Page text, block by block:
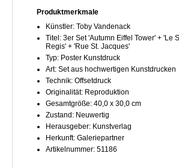
Produktmerkmale
Künstler: Toby Vandenack
Titel: 3er Set 'Autumn Eiffel Tower' + 'Le
Regis' + 'Rue St. Jacques'
Typ: Poster Kunstdruck
Art: Set aus hochwertigen Kunstdrucken
Technik: Offsetdruck
Originalität: Reproduktion
Gesamtgröße: 40,0 x 30,0 cm
Zustand: Neuwertig
Herausgeber: Kunstverlag
Herkunft: Galeriepartner
Artikelnummer: 51186